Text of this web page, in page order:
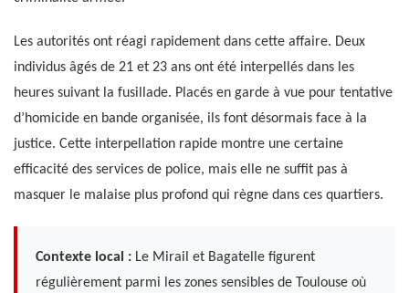
Les autorités ont réagi rapidement dans cette affaire. Deux
individus âgés de 21 et 23 ans ont été interpellés dans les
heures suivant la fusillade. Placés en garde à vue pour tentative
d’homicide en bande organisée, ils font désormais face à la
justice. Cette interpellation rapide montre une certaine
efficacité des services de police, mais elle ne suffit pas à
masquer le malaise plus profond qui règne dans ces quartiers.
Contexte local : Le Mirail et Bagatelle figurent
régulièrement parmi les zones sensibles de Toulouse où